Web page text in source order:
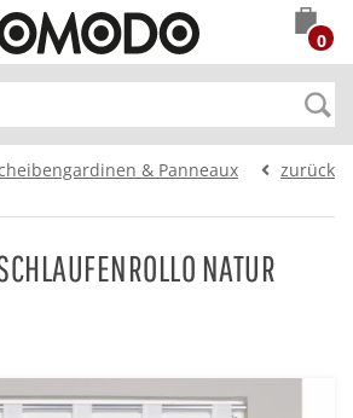
0
& Panneaux zurück
NATUR